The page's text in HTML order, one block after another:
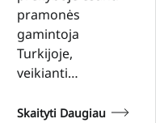
pramonės
gamintoja
Turkijoje,
veikianti…
Skaityti Daugiau